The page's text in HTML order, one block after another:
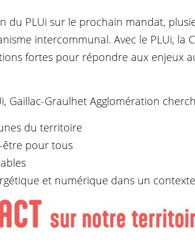
du PLUi sur le prochain mandat,
intercommunal. Avec le PLUi, la
fortes pour répondre aux enjeux
Gaillac-Graulhet Agglomération
du territoire
être pour tous
et numérique dans un